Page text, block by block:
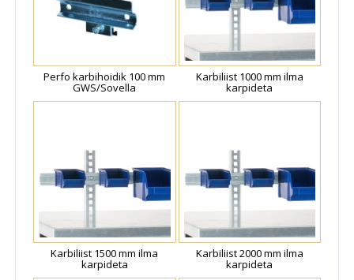
Perfo karbihoidik 100 mm
GWS/Sovella
Karbiliist 1000 mm ilma
karpideta
Karbiliist 1500 mm ilma
karpideta
Karbiliist 2000 mm ilma
karpideta